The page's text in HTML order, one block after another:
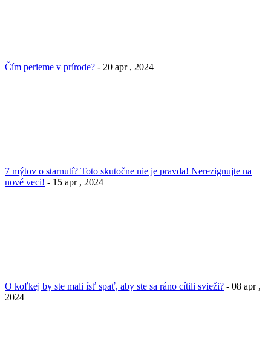
Čím perieme v prírode? - 20 apr , 2024
7 mýtov o starnutí? Toto skutočne nie je pravda! Nerezignujte na
nové veci! - 15 apr , 2024
O koľkej by ste mali ísť spať, aby ste sa ráno cítili svieži? - 08 apr ,
2024